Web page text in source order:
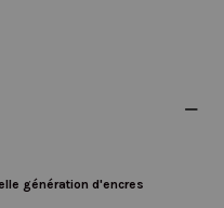
génération d'encres